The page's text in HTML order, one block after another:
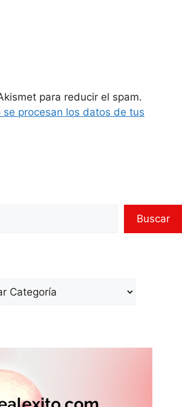
para reducir el spam.
se procesan los datos de tus
Buscar